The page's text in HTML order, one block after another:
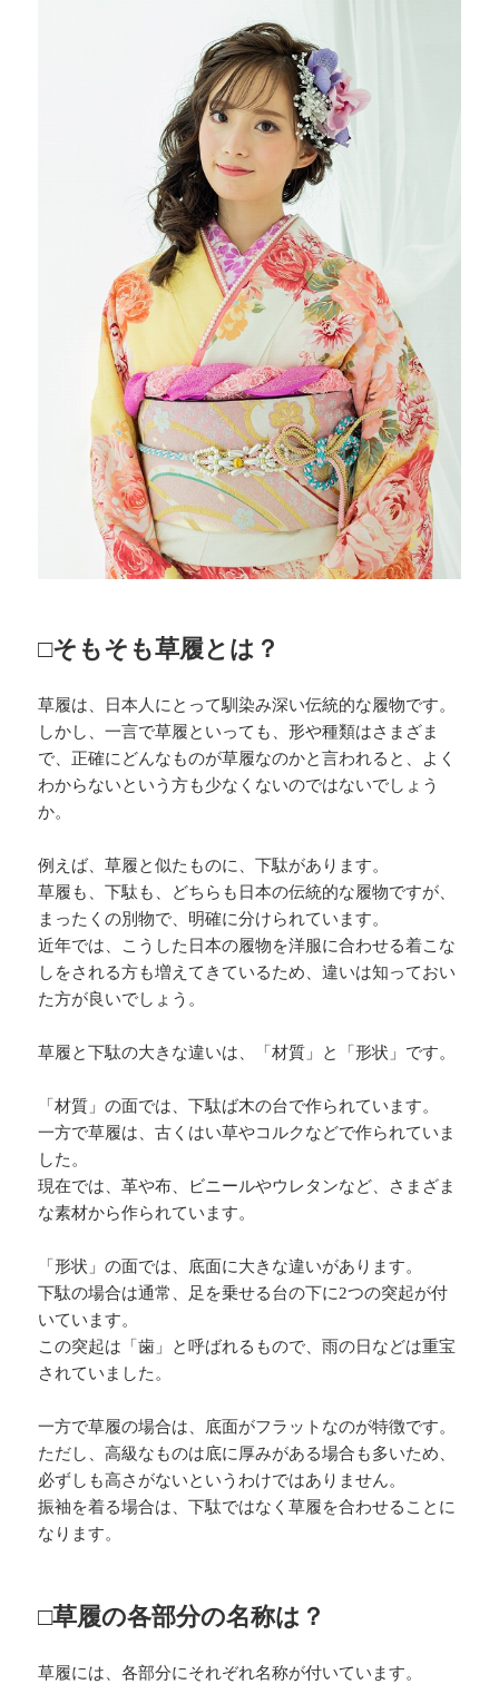
□そもそも草履とは？
草履は、日本人にとって馴染み深い伝統的な履物です。
しかし、一言で草履といっても、形や種類はさまざま
で、正確にどんなものが草履なのかと言われると、よく
わからないという方も少なくないのではないでしょう
か。
例えば、草履と似たものに、下駄があります。
草履も、下駄も、どちらも日本の伝統的な履物ですが、
まったくの別物で、明確に分けられています。
近年では、こうした日本の履物を洋服に合わせる着こな
しをされる方も増えてきているため、違いは知っておい
た方が良いでしょう。
草履と下駄の大きな違いは、「材質」と「形状」です。
「材質」の面では、下駄ば木の台で作られています。
一方で草履は、古くはい草やコルクなどで作られていま
した。
現在では、革や布、ビニールやウレタンなど、さまざま
な素材から作られています。
「形状」の面では、底面に大きな違いがあります。
下駄の場合は通常、足を乗せる台の下に2つの突起が付
いています。
この突起は「歯」と呼ばれるもので、雨の日などは重宝
されていました。
一方で草履の場合は、底面がフラットなのが特徴です。
ただし、高級なものは底に厚みがある場合も多いため、
必ずしも高さがないというわけではありません。
振袖を着る場合は、下駄ではなく草履を合わせることに
なります。
□草履の各部分の名称は？
草履には、各部分にそれぞれ名称が付いています。